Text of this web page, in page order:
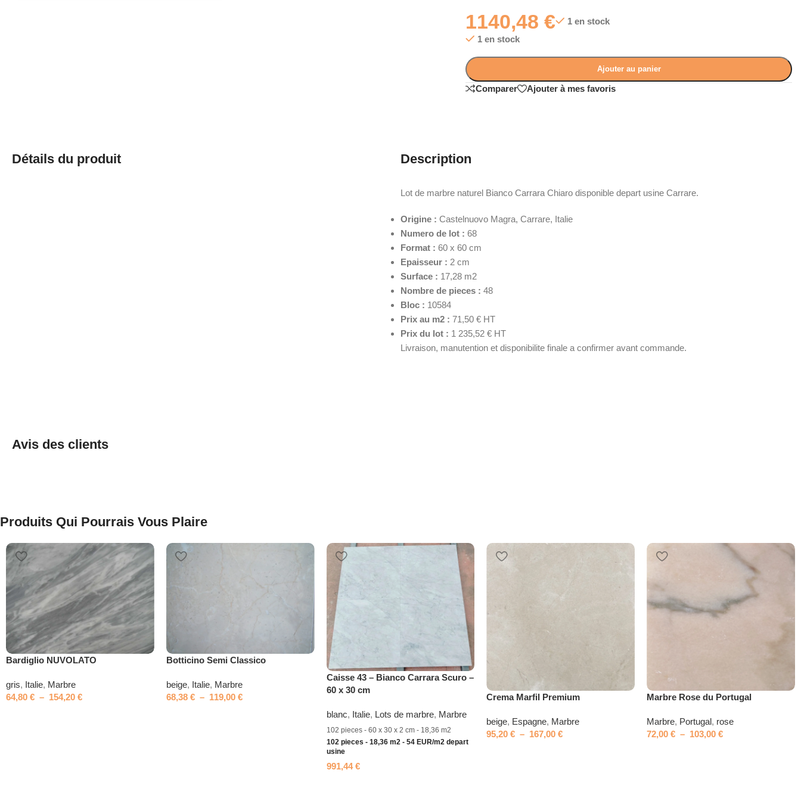
1140,48€
1 en stock
1 en stock
Ajouter au panier
Comparer Ajouter à mes favoris
Détails du produit Description
Lot de marbre naturel Bianco Carrara Chiaro disponible depart usine Carrare.
Origine : Castelnuovo Magra, Carrare, Italie
Numero de lot : 68
Format : 60 x 60 cm
Epaisseur : 2 cm
Surface : 17,28 m2
Nombre de pieces : 48
Bloc : 10584
Prix au m2 : 71,50 € HT
Prix du lot : 1 235,52 € HT
Livraison, manutention et disponibilite finale a confirmer avant commande.
Avis des clients
Produits Qui Pourrais Vous Plaire
Bardiglio NUVOLATO
gris, Italie, Marbre
64,80 € – 154,20 €
Botticino Semi Classico
beige, Italie, Marbre
68,38 € – 119,00 €
Caisse 43 – Bianco Carrara Scuro –
60 x 30 cm
blanc, Italie, Lots de marbre, Marbre
102 pieces - 60 x 30 x 2 cm - 18,36 m2
102 pieces - 18,36 m2 - 54 EUR/m2 depart
usine
991,44€
Crema Marfil Premium
beige, Espagne, Marbre
95,20€ – 167,00€
Marbre Rose du Portugal
Marbre, Portugal, rose
72,00€ – 103,00€